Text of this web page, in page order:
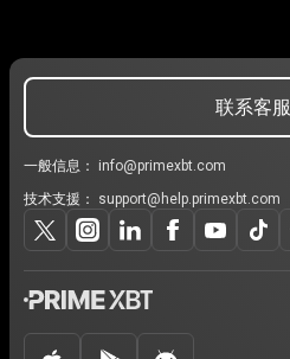
联系客服
一般信息：
info@primexbt.com
技术支援：
support@help.primexbt.com